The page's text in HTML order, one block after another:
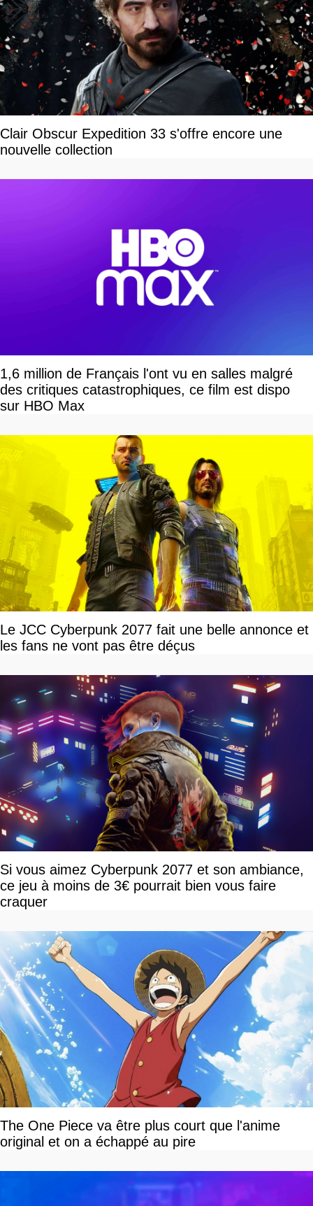
Clair Obscur Expedition 33 s'offre encore une
nouvelle collection
1,6 million de Français l'ont vu en salles malgré
des critiques catastrophiques, ce film est dispo
sur HBO Max
Le JCC Cyberpunk 2077 fait une belle annonce et
les fans ne vont pas être déçus
Si vous aimez Cyberpunk 2077 et son ambiance,
ce jeu à moins de 3€ pourrait bien vous faire
craquer
The One Piece va être plus court que l'anime
original et on a échappé au pire